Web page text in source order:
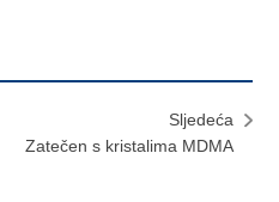
Sljedeća
Zatečen s kristalima MDMA